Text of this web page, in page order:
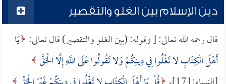
دين الإسلام بين الغلو والتقصير
قال رحمه الله تعالى: [ وقوله: (بين الغلو والتقصير) قال تعالى: يَا
أَهْلَ الْكِتَابِ لا تَغْلُوا فِي دِينِكُمْ وَلا تَقُولُوا عَلَى اللَّهِ إِلَّا الْحَقَّ